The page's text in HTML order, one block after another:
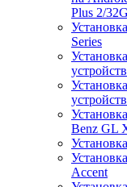
Plus 2/
Series
Benz GL
Accent